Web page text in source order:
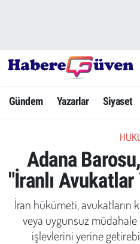
Gündem Yazarlar Siyaset
Adana
"İranlı
İran hükümeti, avukatların
veya uygunsuz müdahale
işlevlerini yerine
Yazarlar
Dünya
Ekonomi
Yaşam
Yerel Haberler
Hava Durumu
Trafik Durumu
Süper Lig Puan Durumu
Tüm Manşetler
Son Dakika Haberleri
Haber Arşivi